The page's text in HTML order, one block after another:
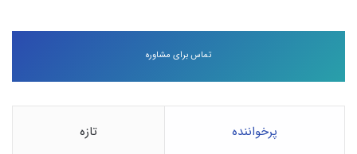
تماس برای مشاوره
پرخواننده تازه